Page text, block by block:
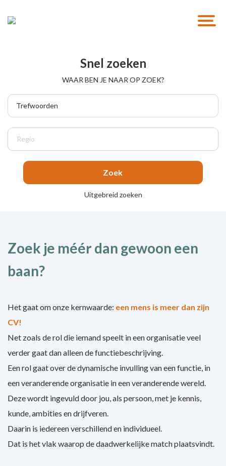
Management Support
Zeeland
Snel zoeken
WAAR BEN JE NAAR OP ZOEK?
Regio
Uitgebreid zoeken
Zoek je méér dan gewoon een
baan?
Het gaat om onze kernwaarde: een mens is meer dan zijn
CV!
Net zoals de rol die iemand speelt in een organisatie veel
verder gaat dan alleen de functiebeschrijving.
Een rol gaat over de dynamische invulling van een functie, in
een veranderende organisatie in een veranderende wereld.
Deze wordt ingevuld door jou, als persoon, met je kennis,
kunde, ambities en drijfveren.
Daarin is iedereen verschillend en individueel.
Dat is het vlak waarop de daadwerkelijke match plaatsvindt.